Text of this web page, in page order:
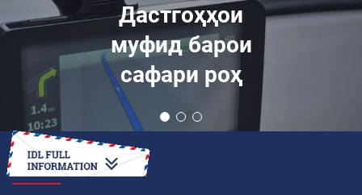
Дастгоҳҳои
муфид барои
сафари роҳ
ЧӢ ТАВР